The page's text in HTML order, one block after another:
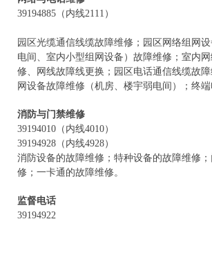
39194885（内线2111）
园区光缆通信线缆故障维修；园区网络组网
电间、室内小型组网设备）故障维修；室内
修、网线故障线更换；园区电话通信线缆故
网设备故障维修（机房、楼宇弱电间）；终端
消防与门禁维修
39194010（内线4010）
39194928（内线4928）
消防设备的故障维修；特种设备的故障维修
修；一卡通的故障维修。
监督电话
39194922